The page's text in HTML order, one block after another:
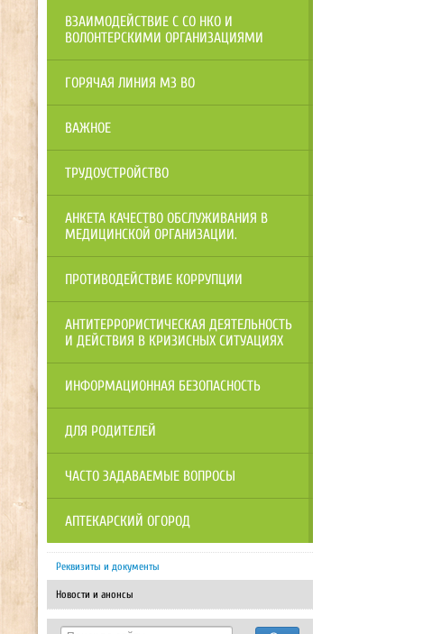
ВЗАИМОДЕЙСТВИЕ С СО НКО И
ВОЛОНТЕРСКИМИ ОРГАНИЗАЦИЯМИ
ГОРЯЧАЯ ЛИНИЯ МЗ ВО
ВАЖНОЕ
ТРУДОУСТРОЙСТВО
АНКЕТА КАЧЕСТВО ОБСЛУЖИВАНИЯ В
МЕДИЦИНСКОЙ ОРГАНИЗАЦИИ.
ПРОТИВОДЕЙСТВИЕ КОРРУПЦИИ
АНТИТЕРРОРИСТИЧЕСКАЯ ДЕЯТЕЛЬНОСТЬ
И ДЕЙСТВИЯ В КРИЗИСНЫХ СИТУАЦИЯХ
ИНФОРМАЦИОННАЯ БЕЗОПАСНОСТЬ
ДЛЯ РОДИТЕЛЕЙ
ЧАСТО ЗАДАВАЕМЫЕ ВОПРОСЫ
АПТЕКАРСКИЙ ОГОРОД
Реквизиты и документы
Новости и анонсы